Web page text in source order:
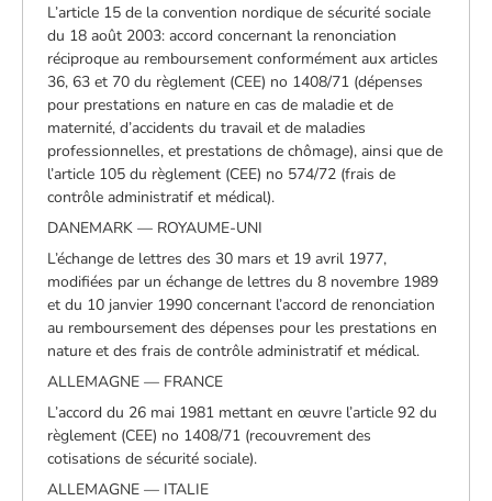
L’article 15 de la convention nordique de sécurité sociale
du 18 août 2003: accord concernant la renonciation
réciproque au remboursement conformément aux articles
36, 63 et 70 du règlement (CEE) no 1408/71 (dépenses
pour prestations en nature en cas de maladie et de
maternité, d’accidents du travail et de maladies
professionnelles, et prestations de chômage), ainsi que de
l’article 105 du règlement (CEE) no 574/72 (frais de
contrôle administratif et médical).
DANEMARK — ROYAUME-UNI
L’échange de lettres des 30 mars et 19 avril 1977,
modifiées par un échange de lettres du 8 novembre 1989
et du 10 janvier 1990 concernant l’accord de renonciation
au remboursement des dépenses pour les prestations en
nature et des frais de contrôle administratif et médical.
ALLEMAGNE — FRANCE
L’accord du 26 mai 1981 mettant en œuvre l’article 92 du
règlement (CEE) no 1408/71 (recouvrement des
cotisations de sécurité sociale).
ALLEMAGNE — ITALIE